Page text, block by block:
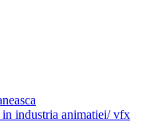
industria animatiei/ vfx